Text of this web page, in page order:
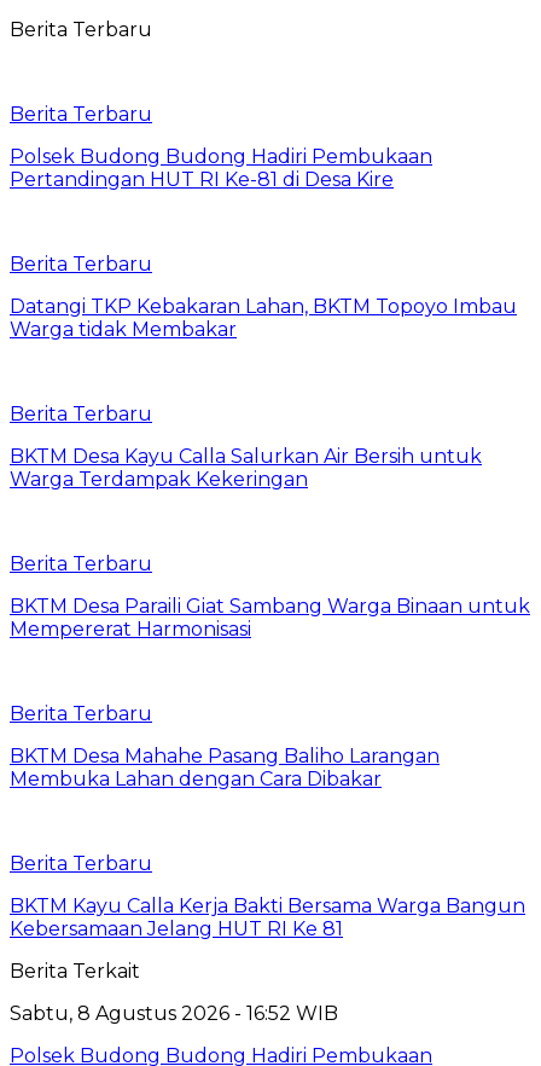
Berita Terbaru
Berita Terbaru
Polsek Budong Budong Hadiri Pembukaan
Pertandingan HUT RI Ke-81 di Desa Kire
Berita Terbaru
Datangi TKP Kebakaran Lahan, BKTM Topoyo Imbau
Warga tidak Membakar
Berita Terbaru
BKTM Desa Kayu Calla Salurkan Air Bersih untuk
Warga Terdampak Kekeringan
Berita Terbaru
BKTM Desa Paraili Giat Sambang Warga Binaan untuk
Mempererat Harmonisasi
Berita Terbaru
BKTM Desa Mahahe Pasang Baliho Larangan
Membuka Lahan dengan Cara Dibakar
Berita Terbaru
BKTM Kayu Calla Kerja Bakti Bersama Warga Bangun
Kebersamaan Jelang HUT RI Ke 81
Berita Terkait
Sabtu, 8 Agustus 2026 - 16:52 WIB
Polsek Budong Budong Hadiri Pembukaan